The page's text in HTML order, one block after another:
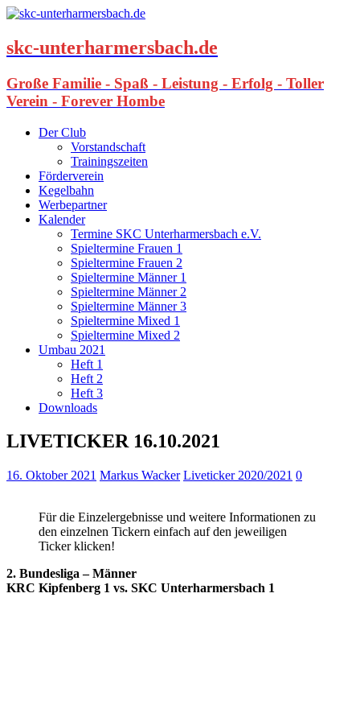
skc-unterharmersbach.de
Große Familie - Spaß - Leistung - Erfolg - Toller
Verein - Forever Hombe
Der Club
Vorstandschaft
Trainingszeiten
Förderverein
Kegelbahn
Werbepartner
Kalender
Termine SKC Unterharmersbach e.V.
Spieltermine Frauen 1
Spieltermine Frauen 2
Spieltermine Männer 1
Spieltermine Männer 2
Spieltermine Männer 3
Spieltermine Mixed 1
Spieltermine Mixed 2
Umbau 2021
Heft 1
Heft 2
Heft 3
Downloads
LIVETICKER 16.10.2021
16. Oktober 2021 Markus Wacker Liveticker 2020/2021 0
Für die Einzelergebnisse und weitere Informationen zu
den einzelnen Tickern einfach auf den jeweiligen
Ticker klicken!
2. Bundesliga – Männer
KRC Kipfenberg 1 vs. SKC Unterharmersbach 1